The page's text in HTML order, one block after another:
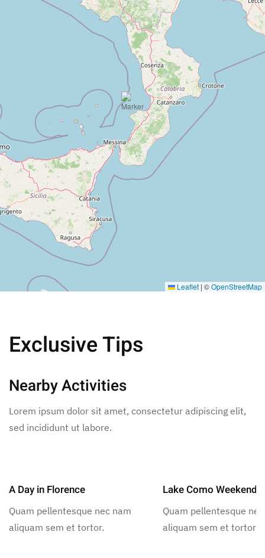
Leaflet | ©OpenStreetMap
Exclusive Tips
Nearby Activities
Lorem ipsum dolor sit amet, consectetur adipiscing elit,
sed incididunt ut labore.
A Day in Florence
Quam pellentesque nec nam
aliquam sem et tortor.
Lake Como Weekend
Quam pellentesque
aliquam sem et tortor.